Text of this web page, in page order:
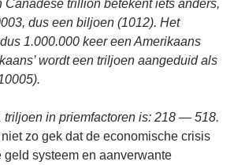
Canadese trillion betekent iets anders,
dus een biljoen (1012). Het
1.000.000 keer een Amerikaans
wordt een triljoen aangeduid als
triljoen in priemfactoren is: 218 — 518.
zo gek dat de economische crisis
systeem en aanverwante